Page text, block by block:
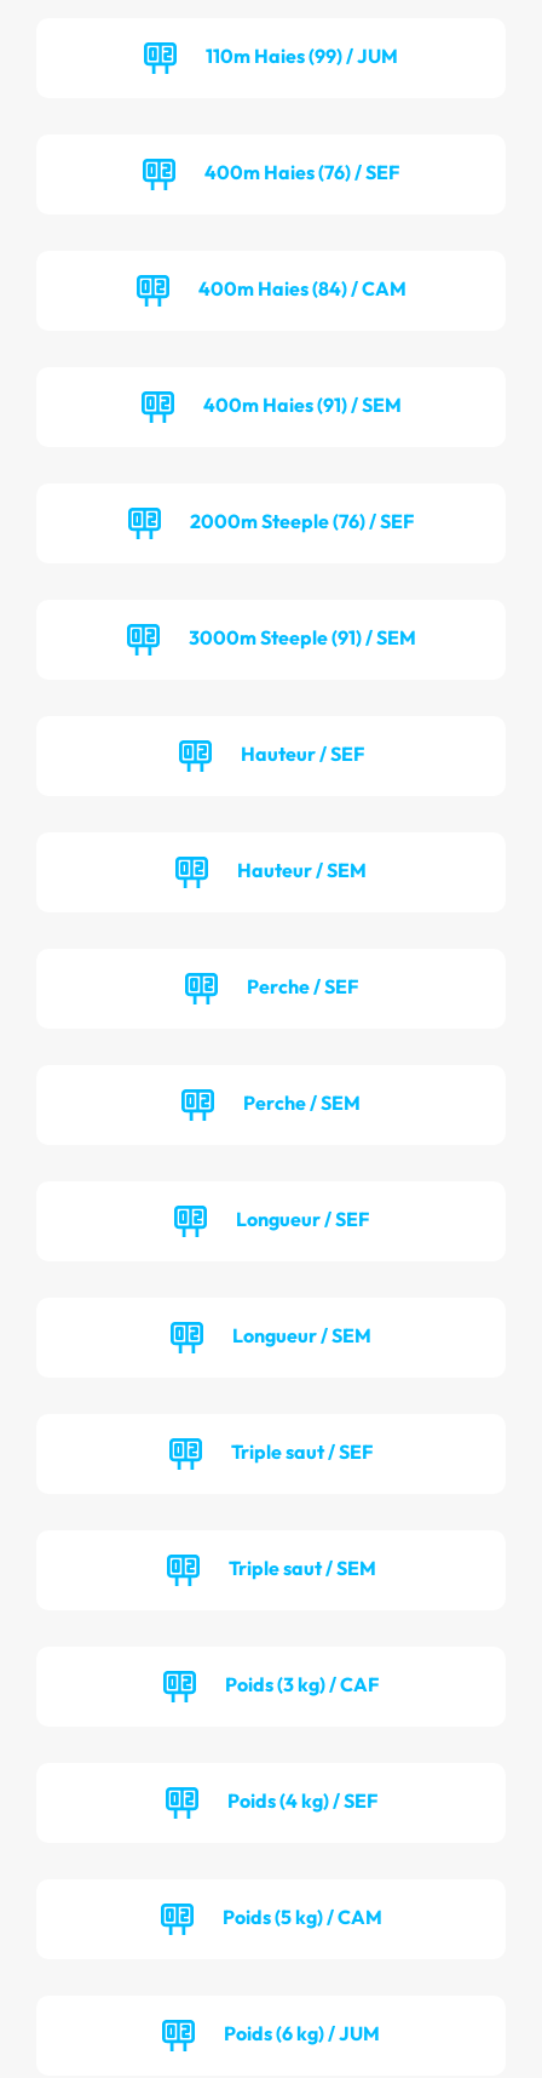
110m Haies (99) / JUM
400m Haies (76) / SEF
400m Haies (84) / CAM
400m Haies (91) / SEM
2000m Steeple (76) / SEF
3000m Steeple (91) / SEM
Hauteur / SEF
Hauteur / SEM
Perche / SEF
Perche / SEM
Longueur / SEF
Longueur / SEM
Triple saut / SEF
Triple saut / SEM
Poids (3 kg) / CAF
Poids (4 kg) / SEF
Poids (5 kg) / CAM
Poids (6 kg) / JUM